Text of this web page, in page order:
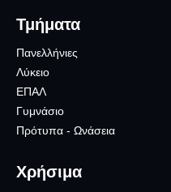
Τμήματα
Πανελλήνιες
Λύκειο
ΕΠΑΛ
Γυμνάσιο
Πρότυπα - Ωνάσεια
Χρήσιμα